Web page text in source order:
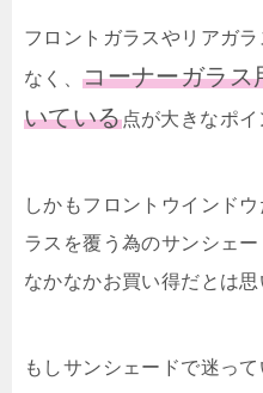
フロントガラスやリアガ
なく、コーナーガラス
いている点が大きなポイ
しかもフロントウインド
ラスを覆う為のサンシェ
なかなかお買い得だとは思
もしサンシェードで迷っ